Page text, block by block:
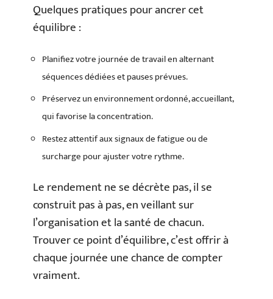
Quelques pratiques pour ancrer cet
équilibre :
Planifiez votre journée de travail en alternant
séquences dédiées et pauses prévues.
Préservez un environnement ordonné, accueillant,
qui favorise la concentration.
Restez attentif aux signaux de fatigue ou de
surcharge pour ajuster votre rythme.
Le rendement ne se décrète pas, il se
construit pas à pas, en veillant sur
l’organisation et la santé de chacun.
Trouver ce point d’équilibre, c’est offrir à
chaque journée une chance de compter
vraiment.